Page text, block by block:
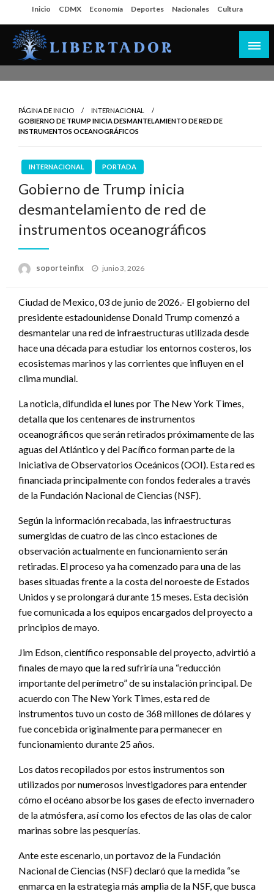
al
contenido
Inicio CDMX Economía Deportes Nacionales Cultura
PÁGINA DE INICIO
INTERNACIONAL
GOBIERNO DE TRUMP INICIA DESMANTELAMIENTO DE RED DE
INSTRUMENTOS OCEANOGRÁFICOS
INTERNACIONAL PORTADA
Gobierno de Trump inicia
desmantelamiento de red de
instrumentos oceanográficos
soporteinfix
Publicado
junio 3, 2026
Ciudad de Mexico, 03 de junio de 2026.- El gobierno del
presidente estadounidense Donald Trump comenzó a
desmantelar una red de infraestructuras utilizada desde
hace una década para estudiar los entornos costeros, los
ecosistemas marinos y las corrientes que influyen en el
clima mundial.
La noticia, difundida el lunes por The New York Times,
detalla que los centenares de instrumentos
oceanográficos que serán retirados próximamente de las
aguas del Atlántico y del Pacífico forman parte de la
Iniciativa de Observatorios Oceánicos (OOI). Esta red es
financiada principalmente con fondos federales a través
de la Fundación Nacional de Ciencias (NSF).
Según la información recabada, las infraestructuras
sumergidas de cuatro de las cinco estaciones de
observación actualmente en funcionamiento serán
retiradas. El proceso ya ha comenzado para una de las
bases situadas frente a la costa del noroeste de Estados
Unidos y se prolongará durante 15 meses. Esta decisión
fue comunicada a los equipos encargados del proyecto a
principios de mayo.
Jim Edson, científico responsable del proyecto, advirtió a
finales de mayo que la red sufriría una “reducción
importante del perímetro” de su instalación principal. De
acuerdo con The New York Times, esta red de
instrumentos tuvo un costo de 368 millones de dólares y
fue concebida originalmente para permanecer en
funcionamiento durante 25 años.
Los datos recopilados por estos instrumentos son
utilizados por numerosos investigadores para entender
cómo el océano absorbe los gases de efecto invernadero
de la atmósfera, así como los efectos de las olas de calor
marinas sobre las pesquerías.
Ante este escenario, un portavoz de la Fundación
Nacional de Ciencias (NSF) declaró que la medida “se
enmarca en la estrategia más amplia de la NSF, que busca